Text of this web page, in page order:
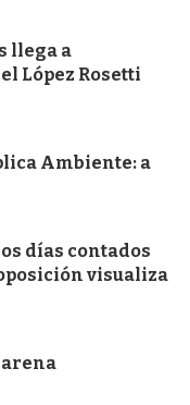
llega a
López Rosetti
Ambiente: a
días contados
visualiza
arena